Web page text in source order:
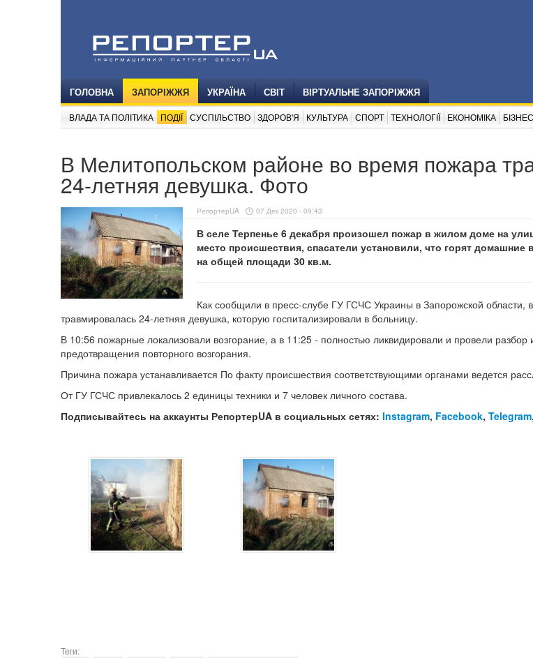
ГОЛОВНА ЗАПОРІЖЖЯ УКРАЇНА СВІТ ВІРТУАЛЬНЕ ЗАПОРІЖЖЯ
ВЛАДА ТА ПОЛІТИКА ПОДІЇ СУСПІЛЬСТВО ЗДОРОВ'Я КУЛЬТУРА СПОРТ ТЕХНОЛОГІЇ ЕКОНОМІКА БІЗНЕС
В Мелитопольском районе во время пожара
24-летняя девушка. Фото
РепортерUA 07 Дек 2020 - 09:43
В селе Терпенье 6 декабря произошел пожар в жилом доме на
место происшествия, спасатели установили, что горят
на общей площади 30 кв.м.
Как сообщили в пресс-слубе ГУ ГСЧС Украины в Запорожской области,
травмировалась 24-летняя девушка, которую госпитализировали в больницу.
В 10:56 пожарные локализовали возгорание, а в 11:25 - полностью ликвидировали и провели разбор
предотвращения повторного возгорания.
Причина пожара устанавливается По факту происшествия соответствующими органами ведется
От ГУ ГСЧС привлекалось 2 единицы техники и 7 человек личного состава.
Подписывайтесь на аккаунты РепортерUA в социальных сетях: Instagram, Facebook, Telegram,
Теги: